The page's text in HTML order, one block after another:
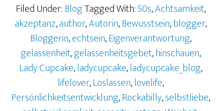
Filed Under:BlogTagged With:50s,Achtsamkeit,
akzeptanz,author,Autorin,Bewusstsein,blogger,
Bloggerin,echtsein,Eigenverantwortung,
gelassenheit,gelassenheitsgebet,hinschauen,
Lady Cupcake,ladycupcake,ladycupcake_blog,
lifelover,Loslassen,lovelife,
Persönlichkeitsentwicklung,Rockabilly,selbstliebe,